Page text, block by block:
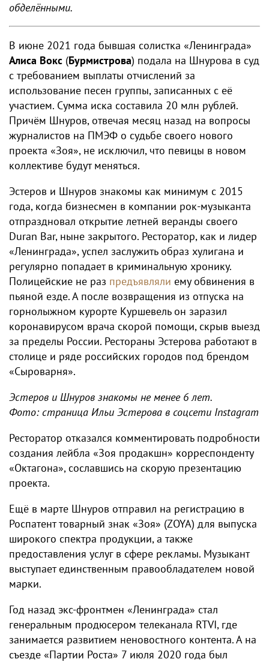
обделёнными.
В июне 2021 года бывшая солистка «Ленинграда»
Алиса Вокс (Бурмистрова) подала на Шнурова в суд
с требованием выплаты отчислений за
использование песен группы, записанных с её
участием. Сумма иска составила 20 млн рублей.
Причём Шнуров, отвечая месяц назад на вопросы
журналистов на ПМЭФ о судьбе своего нового
проекта «Зоя», не исключил, что певицы в новом
коллективе будут меняться.
Эстеров и Шнуров знакомы как минимум с 2015
года, когда бизнесмен в компании рок-музыканта
отпраздновал открытие летней веранды своего
Duran Bar, ныне закрытого. Ресторатор, как и лидер
«Ленинграда», успел заслужить образ хулигана и
регулярно попадает в криминальную хронику.
Полицейские не раз предъявляли ему обвинения в
пьяной езде. А после возвращения из отпуска на
горнолыжном курорте Куршевель он заразил
коронавирусом врача скорой помощи, скрыв выезд
за пределы России. Рестораны Эстерова работают в
столице и ряде российских городов под брендом
«Сыроварня».
Эстеров и Шнуров знакомы не менее 6 лет.
Фото: страница Ильи Эстерова в соцсети Instagram
Ресторатор отказался комментировать подробности
создания лейбла «Зоя продакшн» корреспонденту
«Октагона», сославшись на скорую презентацию
проекта.
Ещё в марте Шнуров отправил на регистрацию в
Роспатент товарный знак «Зоя» (ZOYA) для выпуска
широкого спектра продукции, а также
предоставления услуг в сфере рекламы. Музыкант
выступает единственным правообладателем новой
марки.
Год назад экс-фронтмен «Ленинграда» стал
генеральным продюсером телеканала RTVI, где
занимается развитием неновостного контента. А на
съезде «Партии Роста» 7 июля 2020 года был